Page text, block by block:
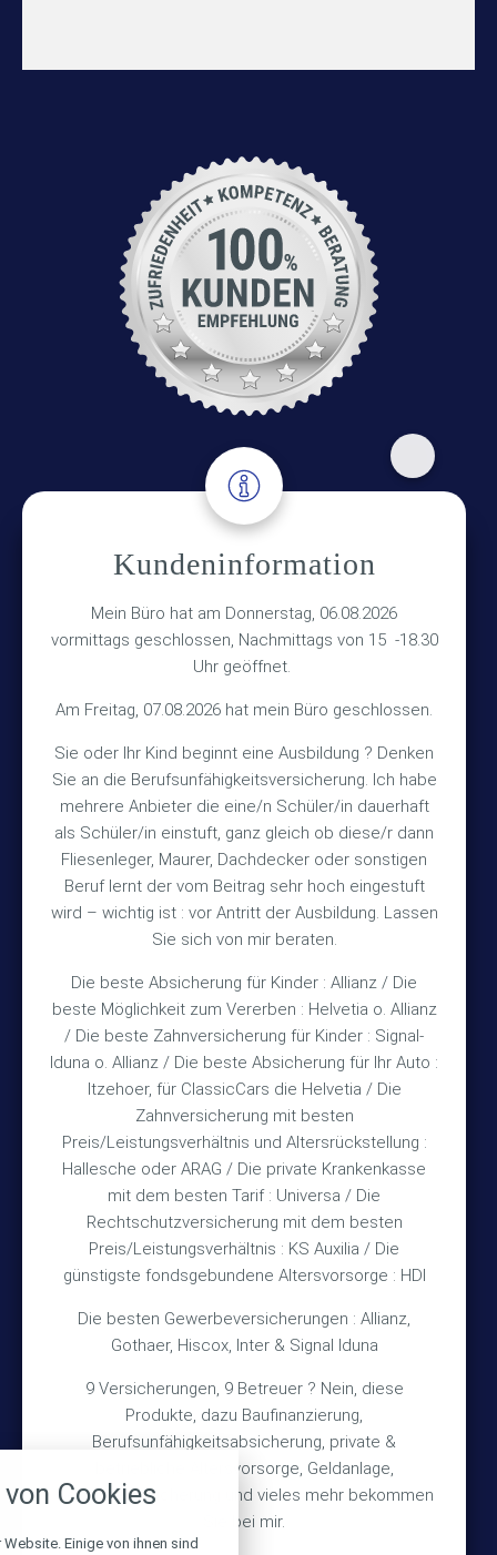
Kundeninformation
Mein Büro hat am Donnerstag, 06.08.2026
vormittags geschlossen, Nachmittags von 15 -18.30
Uhr geöffnet.
Am Freitag, 07.08.2026 hat mein Büro geschlossen.
Sie oder Ihr Kind beginnt eine Ausbildung ? Denken
Sie an die Berufsunfähigkeitsversicherung. Ich habe
mehrere Anbieter die eine/n Schüler/in dauerhaft
als Schüler/in einstuft, ganz gleich ob diese/r dann
Fliesenleger, Maurer, Dachdecker oder sonstigen
Beruf lernt der vom Beitrag sehr hoch eingestuft
wird – wichtig ist : vor Antritt der Ausbildung. Lassen
Sie sich von mir beraten.
Die beste Absicherung für Kinder : Allianz / Die
beste Möglichkeit zum Vererben : Helvetia o. Allianz
/ Die beste Zahnversicherung für Kinder : Signal-
Iduna o. Allianz / Die beste Absicherung für Ihr Auto :
Itzehoer, für ClassicCars die Helvetia / Die
Zahnversicherung mit besten
Preis/Leistungsverhältnis und Altersrückstellung :
Hallesche oder ARAG / Die private Krankenkasse
mit dem besten Tarif : Universa / Die
Rechtschutzversicherung mit dem besten
Preis/Leistungsverhältnis : KS Auxilia / Die
günstigste fondsgebundene Altersvorsorge : HDI
Die besten Gewerbeversicherungen : Allianz,
Gothaer, Hiscox, Inter & Signal Iduna
9 Versicherungen, 9 Betreuer ? Nein, diese
Produkte, dazu Baufinanzierung,
Berufsunfähigkeitsabsicherung, private &
betriebliche Altersvorsorge, Geldanlage,
Gebäudeversicherung und vieles mehr bekommen
Sie bei mir.
Adresse
Versicherungsmakler Haberkamp GmbH
Hinterkampstr.1a
30890 Barsinghausen
Kontakt
TEL +49 (5105) 1811
FAX +49 (5105) 2720
MAIL vmh1a@web.de
Bürozeiten
Mo – Fr 10:15 – 12:00 Uhr
und nach Vereinbarung
Rechtliches
Impressum
Datenschutz
Erstinformation
Wichtiges
Über mich
Bedarfsermittlung
Schadensmeldung
Cookies
Einige von ihnen sind
alle verwendeten Cookies und
zu blockieren.